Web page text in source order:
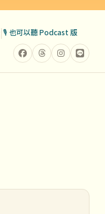
|🎙 也可以聽 Podcast 版